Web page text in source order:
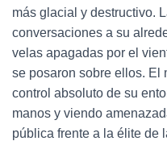
más glacial y destructivo.
conversaciones a su
velas apagadas por el
se posaron sobre ellos. El
control absoluto de su
manos y viendo
pública frente a la élite de